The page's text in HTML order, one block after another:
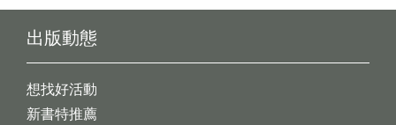
出版動態
想找好活動
新書特推薦